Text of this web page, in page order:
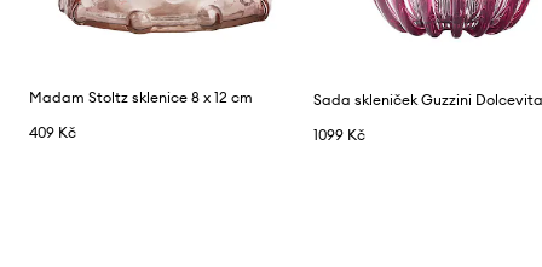
Madam Stoltz sklenice 8 x 12 cm
409 Kč
1099 Kč